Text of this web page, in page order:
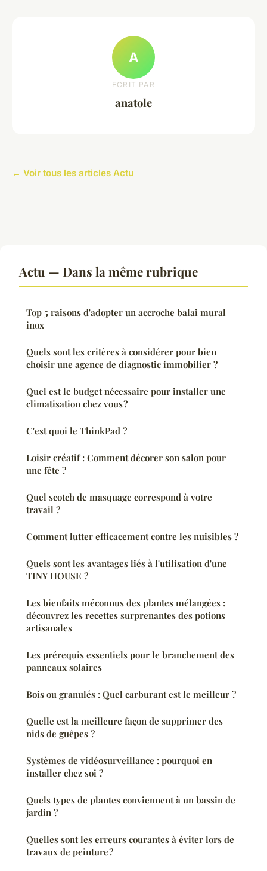
A
ECRIT PAR
anatole
← Voir tous les articles Actu
Actu — Dans la même rubrique
Top 5 raisons d'adopter un accroche balai mural
inox
Quels sont les critères à considérer pour bien
choisir une agence de diagnostic immobilier ?
Quel est le budget nécessaire pour installer une
climatisation chez vous ?
C'est quoi le ThinkPad ?
Loisir créatif : Comment décorer son salon pour
une fête ?
Quel scotch de masquage correspond à votre
travail ?
Comment lutter efficacement contre les nuisibles ?
Quels sont les avantages liés à l'utilisation d'une
TINY HOUSE ?
Les bienfaits méconnus des plantes mélangées :
découvrez les recettes surprenantes des potions
artisanales
Les prérequis essentiels pour le branchement des
panneaux solaires
Bois ou granulés : Quel carburant est le meilleur ?
Quelle est la meilleure façon de supprimer des
nids de guêpes ?
Systèmes de vidéosurveillance : pourquoi en
installer chez soi ?
Quels types de plantes conviennent à un bassin de
jardin ?
Quelles sont les erreurs courantes à éviter lors de
travaux de peinture ?